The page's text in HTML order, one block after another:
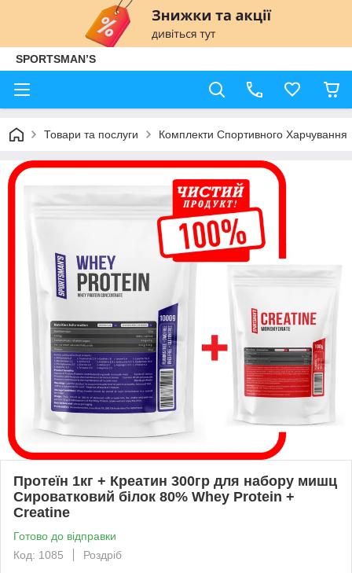
SPORTSMAN’S
Товари та послуги Комплекти Спортивного Харчування
Протеїн 1кг + Креатин 300гр для набору мишц
Сироватковий білок 80% Whey Protein +
Creatine
Готово до відправки
Код: 1085
Роздріб